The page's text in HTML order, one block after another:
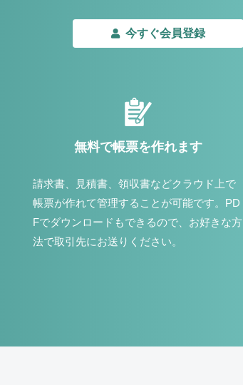
今すぐ会員登録
無料で帳票を作れます
請求書、見積書、領収書などクラウド上で
帳票が作れて管理することが可能です。PD
Fでダウンロードもできるので、お好きな方
法で取引先にお送りください。